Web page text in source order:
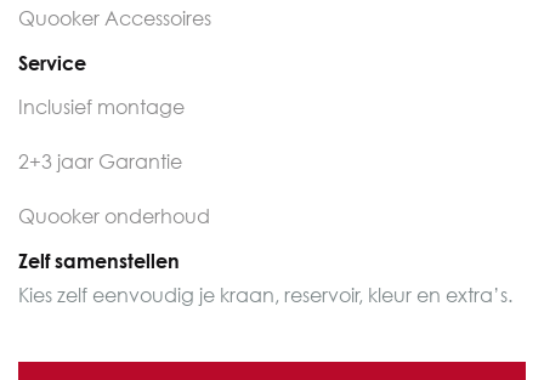
Quooker Accessoires
Service
Inclusief montage
2+3 jaar Garantie
Quooker onderhoud
Zelf samenstellen
Kies zelf eenvoudig je kraan, reservoir, kleur en extra’s.